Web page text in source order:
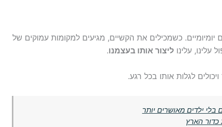
כשמכילים את הקשיים, מגיעים למקומות עמוקים של
עלינו ליצור אותו בעצמנו.
לגלות אותו בכל רגע.
ילדים מאושרים יותר
כדור הארץ